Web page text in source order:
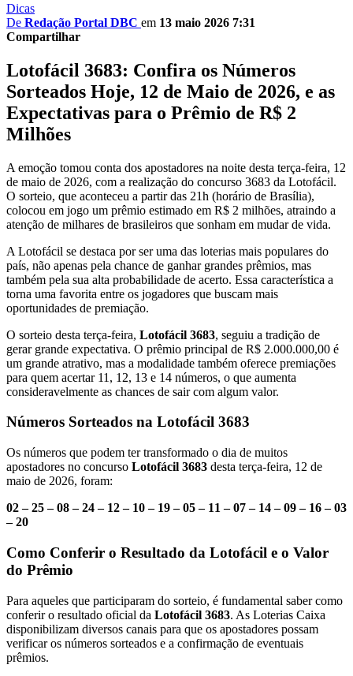
Dicas
De Redação Portal DBC em 13 maio 2026 7:31
Compartilhar
Lotofácil 3683: Confira os Números
Sorteados Hoje, 12 de Maio de 2026, e as
Expectativas para o Prêmio de R$ 2
Milhões
A emoção tomou conta dos apostadores na noite desta terça-feira, 12
de maio de 2026, com a realização do concurso 3683 da Lotofácil.
O sorteio, que aconteceu a partir das 21h (horário de Brasília),
colocou em jogo um prêmio estimado em R$ 2 milhões, atraindo a
atenção de milhares de brasileiros que sonham em mudar de vida.
A Lotofácil se destaca por ser uma das loterias mais populares do
país, não apenas pela chance de ganhar grandes prêmios, mas
também pela sua alta probabilidade de acerto. Essa característica a
torna uma favorita entre os jogadores que buscam mais
oportunidades de premiação.
O sorteio desta terça-feira, Lotofácil 3683, seguiu a tradição de
gerar grande expectativa. O prêmio principal de R$ 2.000.000,00 é
um grande atrativo, mas a modalidade também oferece premiações
para quem acertar 11, 12, 13 e 14 números, o que aumenta
consideravelmente as chances de sair com algum valor.
Números Sorteados na Lotofácil 3683
Os números que podem ter transformado o dia de muitos
apostadores no concurso Lotofácil 3683 desta terça-feira, 12 de
maio de 2026, foram:
02 – 25 – 08 – 24 – 12 – 10 – 19 – 05 – 11 – 07 – 14 – 09 – 16 – 03
– 20
Como Conferir o Resultado da Lotofácil e o Valor
do Prêmio
Para aqueles que participaram do sorteio, é fundamental saber como
conferir o resultado oficial da Lotofácil 3683. As Loterias Caixa
disponibilizam diversos canais para que os apostadores possam
verificar os números sorteados e a confirmação de eventuais
prêmios.